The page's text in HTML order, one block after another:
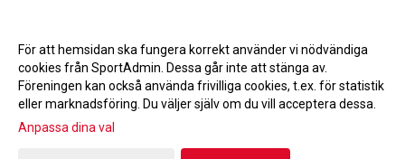
Gå till Webbversion
För att hemsidan ska fungera korrekt använder vi nödvändiga
cookies från SportAdmin. Dessa går inte att stänga av.
Föreningen kan också använda frivilliga cookies, t.ex. för statistik
eller marknadsföring. Du väljer själv om du vill acceptera dessa.
Anpassa dina val